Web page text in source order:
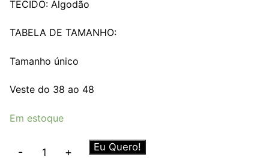
TECIDO: Algodão
TABELA DE TAMANHO:
Tamanho único
Veste do 38 ao 48
Em estoque
- + Eu Quero!